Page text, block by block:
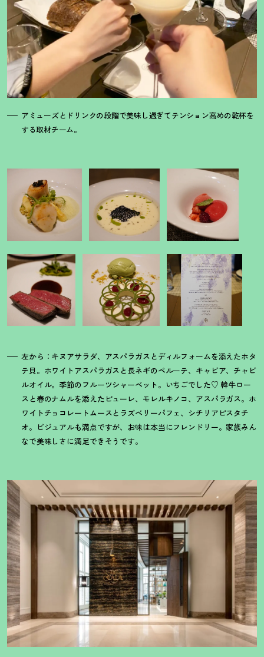
アミューズとドリンクの段階で美味し過ぎてテンション高めの乾杯を
する取材チーム。
左から：キヌアサラダ、アスパラガスとディルフォームを添えたホタ
テ貝。ホワイトアスパラガスと長ネギのペルーテ、キャビア、チャビ
ルオイル。季節のフルーツシャーベット。いちごでした♡ 韓牛ロー
スと春のナムルを添えたピューレ、モレルキノコ、アスパラガス。ホ
ワイトチョコレートムースとラズベリーパフェ、シチリアピスタチ
オ。ビジュアルも満点ですが、お味は本当にフレンドリー。家族みん
なで美味しさに満足できそうです。